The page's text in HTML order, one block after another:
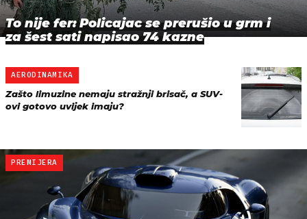
To nije fer: Policajac se prerušio u grm i
za šest sati napisao 74 kazne
AERODINAMIKA
Zašto limuzine nemaju stražnji brisač, a SUV-
ovi gotovo uvijek imaju?
PREMIJERA